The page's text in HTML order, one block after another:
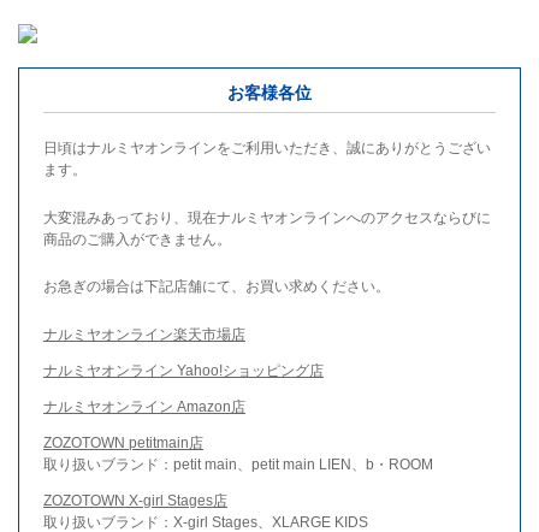
お客様各位
日頃はナルミヤオンラインをご利用いただき、誠にありがとうござい
ます。
大変混みあっており、現在ナルミヤオンラインへのアクセスならびに
商品のご購入ができません。
お急ぎの場合は下記店舗にて、お買い求めください。
ナルミヤオンライン楽天市場店
ナルミヤオンライン Yahoo!ショッピング店
ナルミヤオンライン Amazon店
ZOZOTOWN petitmain店
取り扱いブランド：petit main、petit main LIEN、b・ROOM
ZOZOTOWN X-girl Stages店
取り扱いブランド：X-girl Stages、XLARGE KIDS